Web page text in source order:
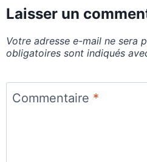
Laisser un
Votre adresse e-mail ne sera
obligatoires sont indiqués
Commentaire *